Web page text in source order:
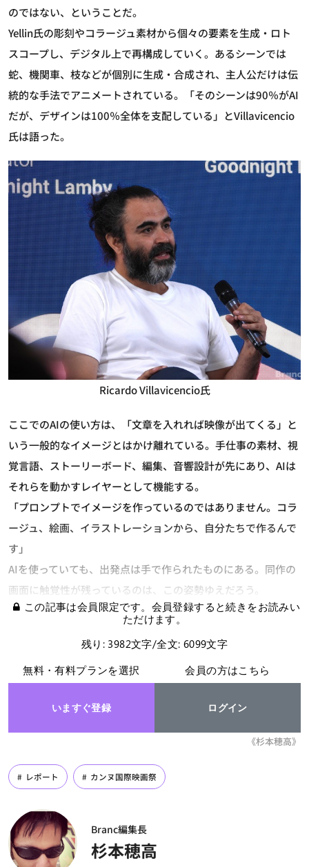
のではない、ということだ。
Yellin氏の彫刻やコラージュ素材から個々の要素を生成・ロト
スコープし、デジタル上で再構成していく。あるシーンでは
蛇、機関車、枝などが個別に生成・合成され、主人公だけは伝
統的な手法でアニメートされている。「そのシーンは90％がAI
だが、デザインは100％全体を支配している」とVillavicencio
氏は語った。
Ricardo Villavicencio氏
ここでのAIの使い方は、「文章を入れれば映像が出てくる」と
いう一般的なイメージとはかけ離れている。手仕事の素材、視
覚言語、ストーリーボード、編集、音響設計が先にあり、AIは
それらを動かすレイヤーとして機能する。
「プロンプトでイメージを作っているのではありません。コラ
ージュ、絵画、イラストレーションから、自分たちで作るんで
す」
AIを使っていても、出発点は手で作られたものにある。同作の
画面に触覚性が残っているのは、この姿勢ゆえだろう。
この記事は会員限定です。会員登録すると続きをお読みい
ただけます。
残り: 3982文字/全文: 6099文字
無料・有料プランを選択
いますぐ登録
会員の方はこちら
ログイン
《杉本穂高》
レポート カンヌ国際映画祭
Branc編集長
杉本穂高